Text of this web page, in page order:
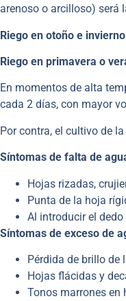
arenoso o arcilloso) será
Riego en otoño e
Riego en primavera o
En momentos de alta
cada 2 días, con mayor
Por contra, el cultivo de
Síntomas de falta de
Hojas rizadas,
Punta de la hoja
Al introducir el
Síntomas de exceso de
Pérdida de brillo de
Hojas flácidas y
Tonos marrones en